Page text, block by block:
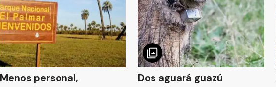
Menos personal,
Dos aguará guazú